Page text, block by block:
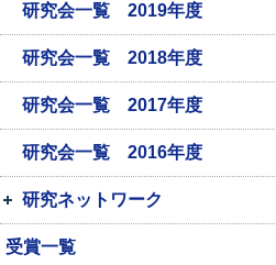
研究会一覧 2019年度
研究会一覧 2018年度
研究会一覧 2017年度
研究会一覧 2016年度
研究ネットワーク
受賞一覧